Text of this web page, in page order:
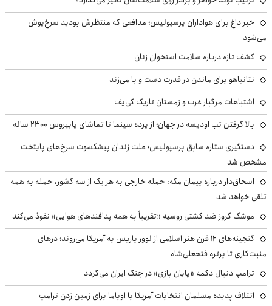
خبر داغ برای هواداران پرسپولیس؛ مدافعی که منتظرش بودید سرخ‌پوش
می‌شود
کشف تازه درباره سلامت استخوان زنان
نتانیاهو برای ماندن در قدرت دست و پا می‌زند
اشتباهات مرگبار غرب و زمستان تاریک کی‌یف
بالا گرفتن تب اودیسه در جهان؛ از پرده سینما تا تماشای پاپیروس ۲۳۰۰ ساله
دستگیری ستاره سابق پرسپولیس؛ علت زندان پیشکسوت سرخ‌های پایتخت
مشخص شد
اسحاق‌دار درباره پیمان مکه: حمله خارجی به هر یک از سه کشور، حمله به همه
تلقی خواهد شد
موشک کروز ضد کشتی روسیه «تقریباً به همه پدافندهای هوایی» نفوذ می‌کند
گنجینه‌های ۱۲ قرن هنر اسلامی از لوور پاریس به آمریکا می‌روند؛ درهای
منبت‌کاری تا پرتره فتحعلی‌شاه
ترامپ دنبال دکمه «پایان بازی» در جنگ ایران می‌گردد
ائتلاف پدیده مسلمان انتخابات آمریکا با اوباما برای زمین زدن ترامپ